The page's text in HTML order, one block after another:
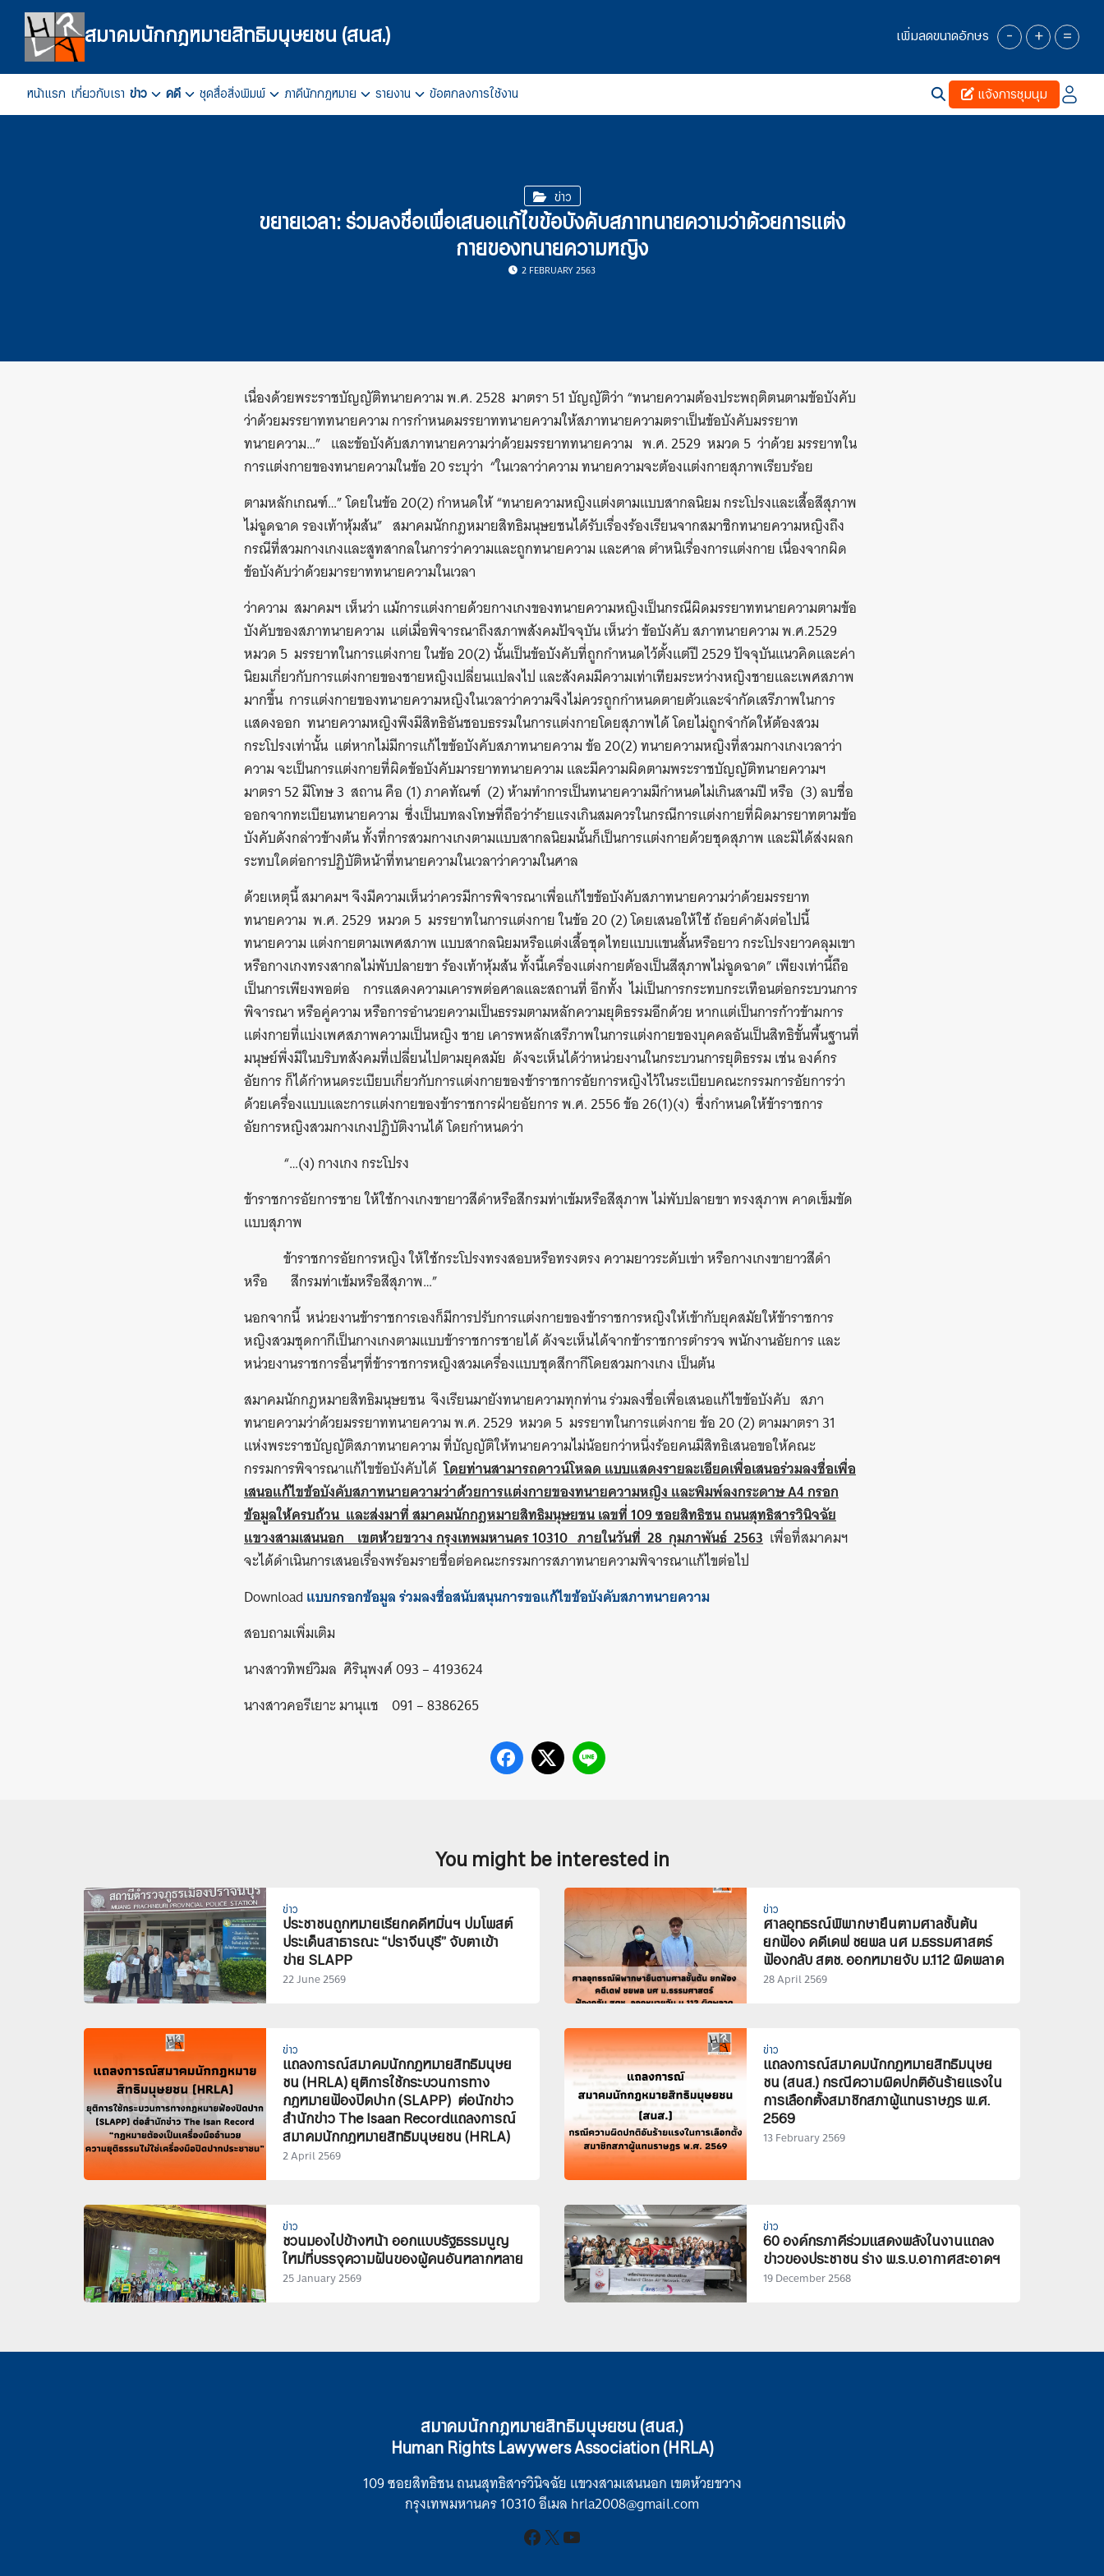
Skip
content
สมาคมนักกฎหมายสิทธิมนุษยชน (สนส.) เพิ่มลดขนาดอักษร - + =
หน้าแรก เกี่ยวกับเรา ข่าว คดี ชุดสื่อสิ่งพิมพ์ ภาคีนักกฎหมาย รายงาน ข้อตกลงการใช้งาน แจ้งการชุมนุม
ข่าว
ขยายเวลา: ร่วมลงชื่อเพื่อเสนอแก้ไขข้อบังคับสภาทนายความว่าด้วยการแต่ง
กายของทนายความหญิง
2 FEBRUARY 2563
เนื่องด้วยพระราชบัญญัติทนายความ พ.ศ. 2528 มาตรา 51 บัญญัติว่า “ทนายความต้องประพฤติตนตามข้อบังคับ
ว่าด้วยมรรยาททนายความ การกำหนดมรรยาททนายความให้สภาทนายความตราเป็นข้อบังคับมรรยาท
ทนายความ…” และข้อบังคับสภาทนายความว่าด้วยมรรยาททนายความ พ.ศ. 2529 หมวด 5 ว่าด้วย มรรยาทใน
การแต่งกายของทนายความในข้อ 20 ระบุว่า “ในเวลาว่าความ ทนายความจะต้องแต่งกายสุภาพเรียบร้อย
ตามหลักเกณฑ์…” โดยในข้อ 20(2) กำหนดให้ “ทนายความหญิงแต่งตามแบบสากลนิยม กระโปรงและเสื้อสีสุภาพ
ไม่ฉูดฉาด รองเท้าหุ้มส้น” สมาคมนักกฎหมายสิทธิมนุษยชนได้รับเรื่องร้องเรียนจากสมาชิกทนายความหญิงถึง
กรณีที่สวมกางเกงและสูทสากลในการว่าความและถูกทนายความ และศาล ตำหนิเรื่องการแต่งกาย เนื่องจากผิด
ข้อบังคับว่าด้วยมารยาททนายความในเวลา
ว่าความ สมาคมฯ เห็นว่า แม้การแต่งกายด้วยกางเกงของทนายความหญิงเป็นกรณีผิดมรรยาททนายความตามข้อ
บังคับของสภาทนายความ แต่เมื่อพิจารณาถึงสภาพสังคมปัจจุบัน เห็นว่า ข้อบังคับ สภาทนายความ พ.ศ.2529
หมวด 5 มรรยาทในการแต่งกาย ในข้อ 20(2) นั้นเป็นข้อบังคับที่ถูกกำหนดไว้ตั้งแต่ปี 2529 ปัจจุบันแนวคิดและค่า
นิยมเกี่ยวกับการแต่งกายของชายหญิงเปลี่ยนแปลงไป และสังคมมีความเท่าเทียมระหว่างหญิงชายและเพศสภาพ
มากขึ้น การแต่งกายของทนายความหญิงในเวลาว่าความจึงไม่ควรถูกกำหนดตายตัวและจำกัดเสรีภาพในการ
แสดงออก ทนายความหญิงพึงมีสิทธิอันชอบธรรมในการแต่งกายโดยสุภาพได้ โดยไม่ถูกจำกัดให้ต้องสวม
กระโปรงเท่านั้น แต่หากไม่มีการแก้ไขข้อบังคับสภาทนายความ ข้อ 20(2) ทนายความหญิงที่สวมกางเกงเวลาว่า
ความ จะเป็นการแต่งกายที่ผิดข้อบังคับมารยาททนายความ และมีความผิดตามพระราชบัญญัติทนายความฯ
มาตรา 52 มีโทษ 3 สถาน คือ (1) ภาคทัณฑ์ (2) ห้ามทำการเป็นทนายความมีกำหนดไม่เกินสามปี หรือ (3) ลบชื่อ
ออกจากทะเบียนทนายความ ซึ่งเป็นบทลงโทษที่ถือว่าร้ายแรงเกินสมควรในกรณีการแต่งกายที่ผิดมารยาทตามข้อ
บังคับดังกล่าวข้างต้น ทั้งที่การสวมกางเกงตามแบบสากลนิยมนั้นก็เป็นการแต่งกายด้วยชุดสุภาพ และมิได้ส่งผลก
ระทบใดต่อการปฏิบัติหน้าที่ทนายความในเวลาว่าความในศาล
ด้วยเหตุนี้ สมาคมฯ จึงมีความเห็นว่าควรมีการพิจารณาเพื่อแก้ไขข้อบังคับสภาทนายความว่าด้วยมรรยาท
ทนายความ พ.ศ. 2529 หมวด 5 มรรยาทในการแต่งกาย ในข้อ 20 (2) โดยเสนอให้ใช้ ถ้อยคำดังต่อไปนี้
ทนายความ แต่งกายตามเพศสภาพ แบบสากลนิยมหรือแต่งเสื้อชุดไทยแบบแขนสั้นหรือยาว กระโปรงยาวคลุมเขา
หรือกางเกงทรงสากลไม่พับปลายขา ร้องเท้าหุ้มส้น ทั้งนี้เครื่องแต่งกายต้องเป็นสีสุภาพไม่ฉูดฉาด” เพียงเท่านี้ถือ
เป็นการเพียงพอต่อ การแสดงความเคารพต่อศาลและสถานที่ อีกทั้ง ไม่เป็นการกระทบกระเทือนต่อกระบวนการ
พิจารณา หรือคู่ความ หรือการอำนวยความเป็นธรรมตามหลักความยุติธรรมอีกด้วย หากแต่เป็นการก้าวข้ามการ
แต่งกายที่แบ่งเพศสภาพความเป็นหญิง ชาย เคารพหลักเสรีภาพในการแต่งกายของบุคคลอันเป็นสิทธิขั้นพื้นฐานที่
มนุษย์พึ่งมีในบริบทสังคมที่เปลี่ยนไปตามยุคสมัย ดังจะเห็นได้ว่าหน่วยงานในกระบวนการยุติธรรม เช่น องค์กร
อัยการ ก็ได้กำหนดระเบียบเกี่ยวกับการแต่งกายของข้าราชการอัยการหญิงไว้ในระเบียบคณะกรรมการอัยการว่า
ด้วยเครื่องแบบและการแต่งกายของข้าราชการฝ่ายอัยการ พ.ศ. 2556 ข้อ 26(1)(ง) ซึ่งกำหนดให้ข้าราชการ
อัยการหญิงสวมกางเกงปฏิบัติงานได้ โดยกำหนดว่า
“…(ง) กางเกง กระโปรง
ข้าราชการอัยการชาย ให้ใช้กางเกงขายาวสีดําหรือสีกรมท่าเข้มหรือสีสุภาพ ไม่พับปลายขา ทรงสุภาพ คาดเข็มขัด
แบบสุภาพ
ข้าราชการอัยการหญิง ให้ใช้กระโปรงทรงสอบหรือทรงตรง ความยาวระดับเข่า หรือกางเกงขายาวสีดํา
หรือ สีกรมท่าเข้มหรือสีสุภาพ…”
นอกจากนี้ หน่วยงานข้าราชการเองก็มีการปรับการแต่งกายของข้าราชการหญิงให้เข้ากับยุคสมัยให้ข้าราชการ
หญิงสวมชุดกากีเป็นกางเกงตามแบบข้าราชการชายได้ ดังจะเห็นได้จากข้าราชการตำรวจ พนักงานอัยการ และ
หน่วยงานราชการอื่นๆที่ข้าราชการหญิงสวมเครื่องแบบชุดสีกากีโดยสวมกางเกง เป็นต้น
สมาคมนักกฎหมายสิทธิมนุษยชน จึงเรียนมายังทนายความทุกท่าน ร่วมลงชื่อเพื่อเสนอแก้ไขข้อบังคับ สภา
ทนายความว่าด้วยมรรยาททนายความ พ.ศ. 2529 หมวด 5 มรรยาทในการแต่งกาย ข้อ 20 (2) ตามมาตรา 31
แห่งพระราชบัญญัติสภาทนายความ ที่บัญญัติให้ทนายความไม่น้อยกว่าหนึ่งร้อยคนมีสิทธิเสนอขอให้คณะ
กรรมการพิจารณาแก้ไขข้อบังคับได้โดยท่านสามารถดาวน์โหลด แบบแสดงรายละเอียดเพื่อเสนอร่วมลงชื่อเพื่อ
เสนอแก้ไขข้อบังคับสภาทนายความว่าด้วยการแต่งกายของทนายความหญิง และพิมพ์ลงกระดาษA4 กรอก
ข้อมูลให้ครบถ้วน และส่งมาที่ สมาคมนักกฎหมายสิทธิมนุษยชน เลขที่ 109 ซอยสิทธิชน ถนนสุทธิสารวินิจฉัย
แขวงสามเสนนอก เขตห้วยขวาง กรุงเทพมหานคร 10310 ภายในวันที่ 28 กุมภาพันธ์ 2563 เพื่อที่สมาคมฯ
จะได้ดำเนินการเสนอเรื่องพร้อมรายชื่อต่อคณะกรรมการสภาทนายความพิจารณาแก้ไขต่อไป
Download แบบกรอกข้อมูล ร่วมลงชื่อสนับสนุนการขอแก้ไขข้อบังคับสภาทนายความ
สอบถามเพิ่มเติม
นางสาวทิพย์วิมล ศิรินุพงศ์ 093 – 4193624
นางสาวคอรีเยาะ มานุแช 091 – 8386265
You might be interested in
ข่าว
ประชาชนถูกหมายเรียกคดีหมิ่นฯ ปมโพสต์
ประเด็นสาธารณะ “ปราจีนบุรี” จับตาเข้า
ข่าย SLAPP
22 June 2569
ข่าว
ศาลอุทธรณ์พิพากษายืนตามศาลชั้นต้น
ยกฟ้อง คดีเดฟ ชยพล นศ ม.ธรรมศาสตร์
ฟ้องกลับ สตช. ออกหมายจับ ม.112 ผิดพลาด
28 April 2569
ข่าว
แถลงการณ์สมาคมนักกฎหมายสิทธิมนุษย
ชน (HRLA) ยุติการใช้กระบวนการทาง
กฎหมายฟ้องปิดปาก (SLAPP) ต่อนักข่าว
สำนักข่าว The Isaan Recordแถลงการณ์
สมาคมนักกฎหมายสิทธิมนุษยชน (HRLA)
2 April 2569
ข่าว
แถลงการณ์สมาคมนักกฎหมายสิทธิมนุษย
ชน (สนส.) กรณีความผิดปกติอันร้ายแรงใน
การเลือกตั้งสมาชิกสภาผู้แทนราษฎร พ.ศ.
2569
13 February 2569
ข่าว
ชวนมองไปข้างหน้า ออกแบบรัฐธรรมนูญ
ใหม่ที่บรรจุความฝันของผู้คนอันหลากหลาย
25 January 2569
ข่าว
60 องค์กรภาคีร่วมแสดงพลังในงานแถลง
ข่าวของประชาชน ร่าง พ.ร.บ.อากาศสะอาดฯ
19 December 2568
สมาคมนักกฎหมายสิทธิมนุษยชน (สนส.)
Human Rights Lawywers Association (HRLA)
109 ซอยสิทธิชน ถนนสุทธิสารวินิจฉัย แขวงสามเสนนอก เขตห้วยขวาง
กรุงเทพมหานคร 10310 อีเมล hrla2008@gmail.com
Facebook
X YouTube